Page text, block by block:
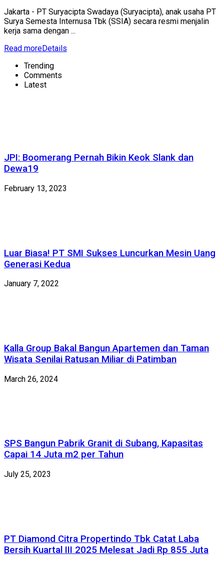
Jakarta - PT Suryacipta Swadaya (Suryacipta), anak usaha PT
Surya Semesta Internusa Tbk (SSIA) secara resmi menjalin
kerja sama dengan ...
Read moreDetails
Trending
Comments
Latest
JPI: Boomerang Pernah Bikin Keok Slank dan
Dewa19
February 13, 2023
Luar Biasa! PT SMI Sukses Luncurkan Mesin Uang
Generasi Kedua
January 7, 2022
Kalla Group Bakal Bangun Apartemen dan Taman
Wisata Senilai Ratusan Miliar di Patimban
March 26, 2024
SPS Bangun Pabrik Granit di Subang, Kapasitas
Capai 14 Juta m2 per Tahun
July 25, 2023
PT Diamond Citra Propertindo Tbk Catat Laba
Bersih Kuartal III 2025 Melesat Jadi Rp 855 Juta